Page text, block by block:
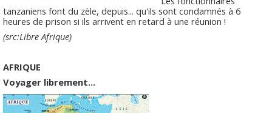
tanzaniens font du zèle, depuis... qu'ils sont condamnés à 6
heures de prison si ils arrivent en retard à une réunion !
(src:Libre Afrique)
AFRIQUE
Voyager librement...